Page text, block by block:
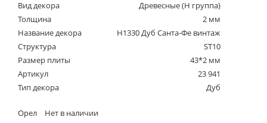
Вид декора
Древесные (Н группа)
Толщина
2 мм
Название декора
H1330 Дуб Санта-Фе винтаж
Структура
ST10
Размер плиты
43*2 мм
Артикул
23 941
Тип декора
Дуб
Орел
Нет в наличии